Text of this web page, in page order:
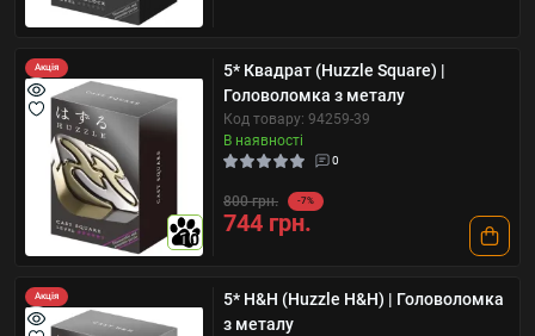
Акція
10
5* Квадрат (Huzzle Square) |
Головоломка з металу
Код товару: 94259-39
В наявності
0
800 грн. -7%
744 грн.
Акція
5* H&H (Huzzle H&H) | Головоломка
з металу